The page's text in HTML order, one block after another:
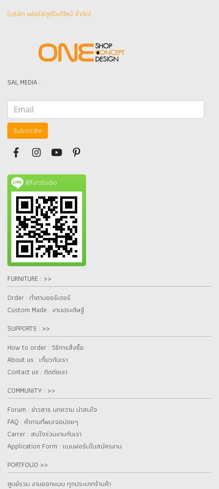
(บริษัท เฟอร์สตูดิโอดีไซน์ จำกัด]
SAL MEDIA :
Subscribe
@furstudio
FURNITURE : >>
Order : ทำตามออร์เดอร์
Custom Made : งานประดิษฐ์
SUPPORTS : >>
How to order : วิธีการสั่งซื้อ
About us : เกี๋ยวกับเรา
Contact us : ติดต่อเรา
COMMUNITY : >>
Forum : ข่าวสาร บทความ น่าสนใจ
FAQ : คำถามที่พบเจอบ่อยๆ
Carrer : สนใจร่วมงานกับเรา
Application Form : แบบฟอร์มใบสมัครงาน
PORTFOLIO >>
ศูนย์รวม งานออกแบบ ทุกประเภทร้านค้า